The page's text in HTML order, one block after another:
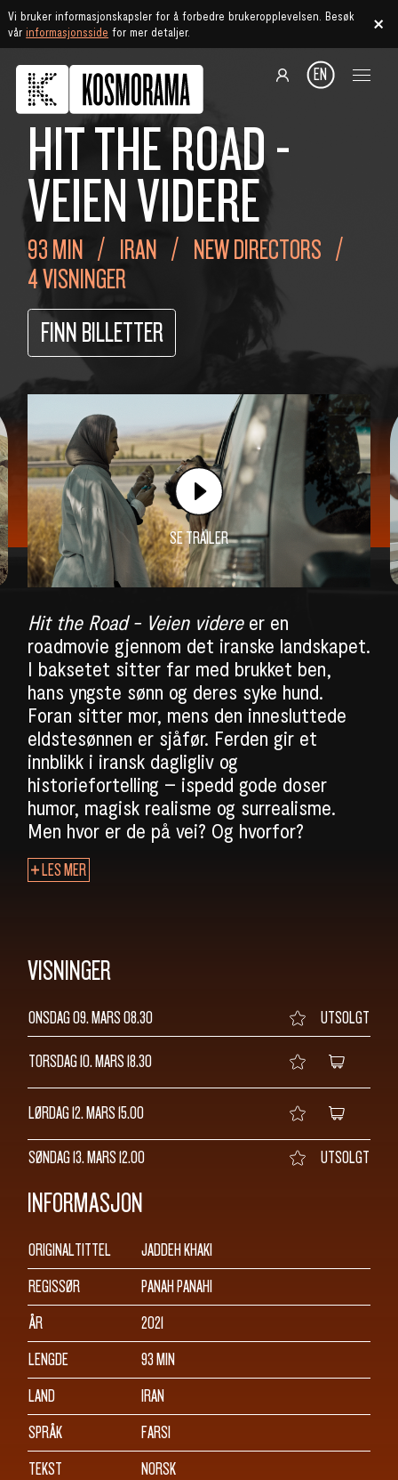
Vi bruker informasjonskapsler for å forbedre brukeropplevelsen. Besøk
vårinformasjonsside for mer detaljer.
SØK
EN
HIT THE ROAD -
VEIEN VIDERE
93 MIN IRAN
NEW DIRECTORS
4 VISNINGER
FINN BILLETTER
SE TRAILER
Hit the Road - Veien videre er en
roadmovie gjennom det iranske landskapet.
I baksetet sitter far med brukket ben,
hans yngste sønn og deres syke hund.
Foran sitter mor, mens den innesluttede
eldstesønnen er sjåfør. Ferden gir et
innblikk i iransk dagligliv og
historiefortelling – ispedd gode doser
humor, magisk realisme og surrealisme.
Men hvor er de på vei? Og hvorfor?
LES MER
VISNINGER
ONSDAG 09. MARS08.30 UTSOLGT
TORSDAG 10. MARS18.30
LØRDAG 12. MARS15.00
SØNDAG 13. MARS12.00 UTSOLGT
INFORMASJON
ORIGINALTITTEL
JADDEH KHAKI
REGISSØR
PANAH PANAHI
ÅR
2021
LENGDE
93 MIN
LAND
IRAN
SPRÅK
FARSI
TEKST
NORSK